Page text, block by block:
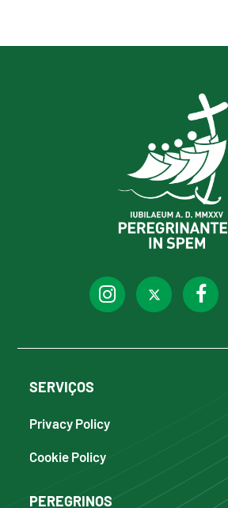
SERVIÇOS
Privacy Policy
Cookie Policy
PEREGRINOS